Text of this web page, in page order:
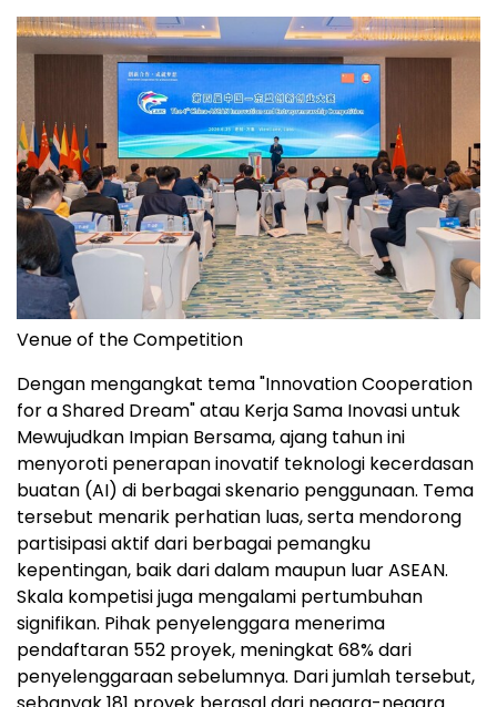
Venue of the Competition
Dengan mengangkat tema "Innovation Cooperation
for a Shared Dream" atau Kerja Sama Inovasi untuk
Mewujudkan Impian Bersama, ajang tahun ini
menyoroti penerapan inovatif teknologi kecerdasan
buatan (AI) di berbagai skenario penggunaan. Tema
tersebut menarik perhatian luas, serta mendorong
partisipasi aktif dari berbagai pemangku
kepentingan, baik dari dalam maupun luar ASEAN.
Skala kompetisi juga mengalami pertumbuhan
signifikan. Pihak penyelenggara menerima
pendaftaran 552 proyek, meningkat 68% dari
penyelenggaraan sebelumnya. Dari jumlah tersebut,